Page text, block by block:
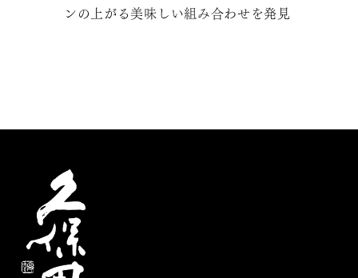
ンの上がる美味しい組み合わせを発見